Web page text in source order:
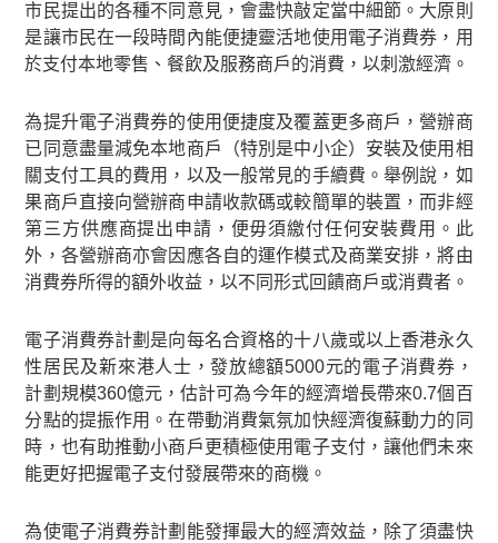
市民提出的各種不同意見，會盡快敲定當中細節。大原則
是讓市民在一段時間內能便捷靈活地使用電子消費券，用
於支付本地零售、餐飲及服務商戶的消費，以刺激經濟。
為提升電子消費券的使用便捷度及覆蓋更多商戶，營辦商
已同意盡量減免本地商戶（特別是中小企）安裝及使用相
關支付工具的費用，以及一般常見的手續費。舉例說，如
果商戶直接向營辦商申請收款碼或較簡單的裝置，而非經
第三方供應商提出申請，便毋須繳付任何安裝費用。此
外，各營辦商亦會因應各自的運作模式及商業安排，將由
消費券所得的額外收益，以不同形式回饋商戶或消費者。
電子消費券計劃是向每名合資格的十八歲或以上香港永久
性居民及新來港人士，發放總額5000元的電子消費券，
計劃規模360億元，估計可為今年的經濟增長帶來0.7個百
分點的提振作用。在帶動消費氣氛加快經濟復蘇動力的同
時，也有助推動小商戶更積極使用電子支付，讓他們未來
能更好把握電子支付發展帶來的商機。
為使電子消費券計劃能發揮最大的經濟效益，除了須盡快